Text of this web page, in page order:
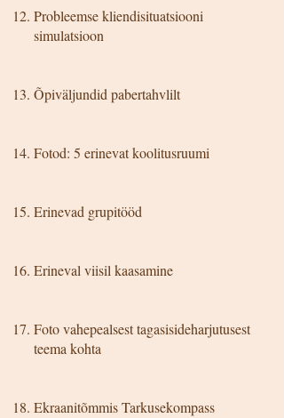
Probleemse kliendisituatsiooni
simulatsioon
Õpiväljundid pabertahvlilt
Fotod: 5 erinevat koolitusruumi
Erinevad grupitööd
Erineval viisil kaasamine
Foto vahepealsest tagasisideharjutusest
teema kohta
Ekraanitõmmis Tarkusekompass